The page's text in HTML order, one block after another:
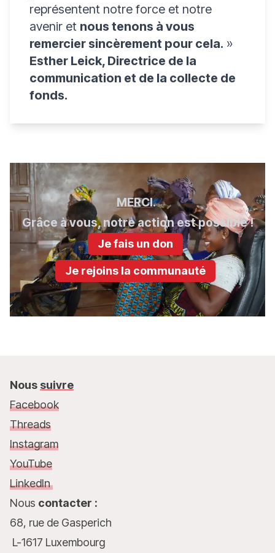
représentent notre force et notre
avenir et nous tenons à vous
remercier sincèrement pour cela. »
Esther Leick, Directrice de la
communication et de la collecte de
fonds.
MERCI.
Grâce à vous, notre action est possible !
Je fais un don
Je rejoins la communauté
Nous suivre
Facebook
Threads
Instagram
YouTube
LinkedIn
Nous contacter :
68, rue de Gasperich
L-1617 Luxembourg